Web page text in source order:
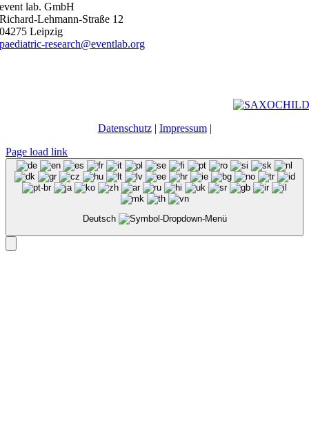
event lab. GmbH
Richard-Lehmann-Straße 12
04275 Leipzig
paediatric-research@eventlab.org
Datenschutz| Impressum|
Page load link
Deutsch